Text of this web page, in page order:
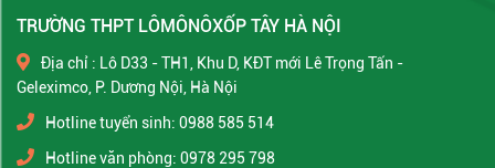
TRƯỜNG THPT LÔMÔNÔXỐP TÂY HÀ NỘI
Địa chỉ : Lô D33 - TH1, Khu D, KĐT mới Lê Trọng Tấn -
Geleximco, P. Dương Nội, Hà Nội
Hotline tuyển sinh: 0988 585 514
Hotline văn phòng: 0978 295 798